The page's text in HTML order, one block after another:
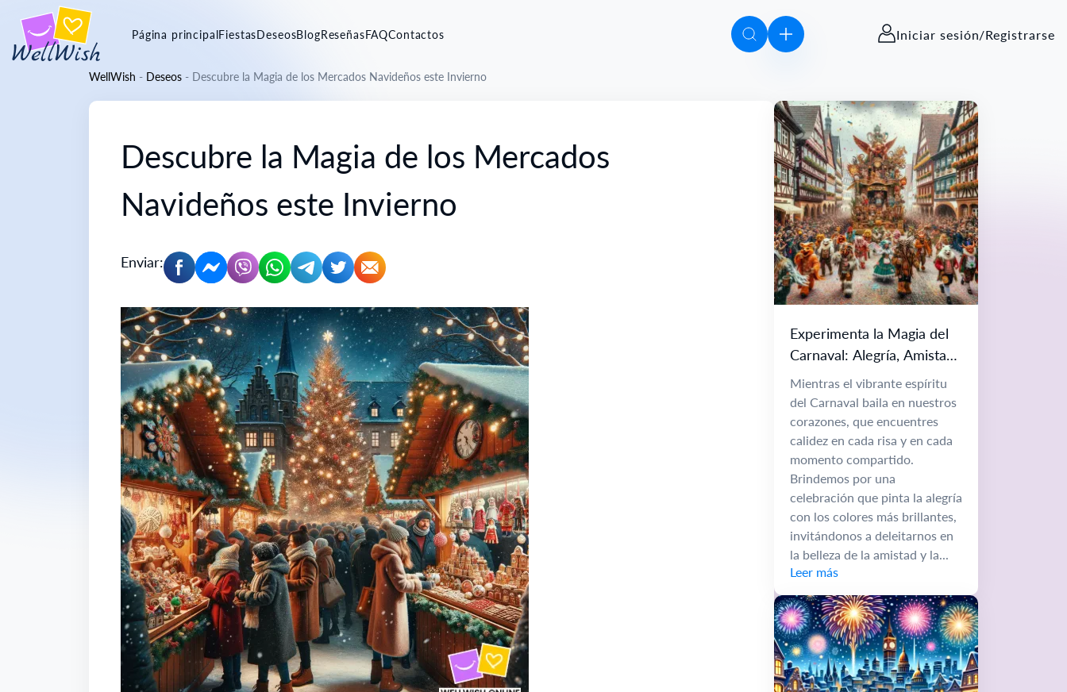
Página principalFiestasDeseosBlogReseñasFAQContactos Iniciar sesión/Registrarse
WellWish - Deseos - Descubre la Magia de los Mercados Navideños este Invierno
Descubre la Magia de los Mercados
Navideños este Invierno
Enviar:
Experimenta la Magia del
Carnaval: Alegría, Amistad
y Festividad
Mientras el vibrante espíritu
del Carnaval baila en nuestros
corazones, que encuentres
calidez en cada risa y en cada
momento compartido.
Brindemos por una
celebración que pinta la alegría
con los colores más brillantes,
invitándonos a deleitarnos en
la belleza de la amistad y la...
Leer más